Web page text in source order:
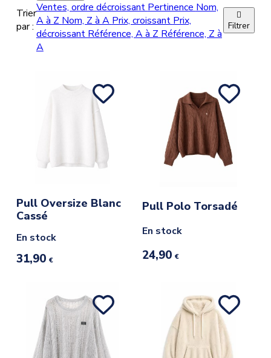
Trier
par :
Ventes, ordre décroissant Pertinence Nom,
A à Z Nom, Z à A Prix, croissant Prix,
décroissant Référence, A à Z Référence, Z à
A

Filtrer
Pull Oversize Blanc
Cassé
En stock
31,90 €
Pull Polo Torsadé
En stock
24,90 €